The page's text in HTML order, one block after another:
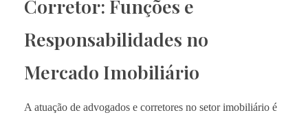
Corretor: Funções e
Responsabilidades no
Mercado Imobiliário
A atuação de advogados e corretores no setor imobiliário é